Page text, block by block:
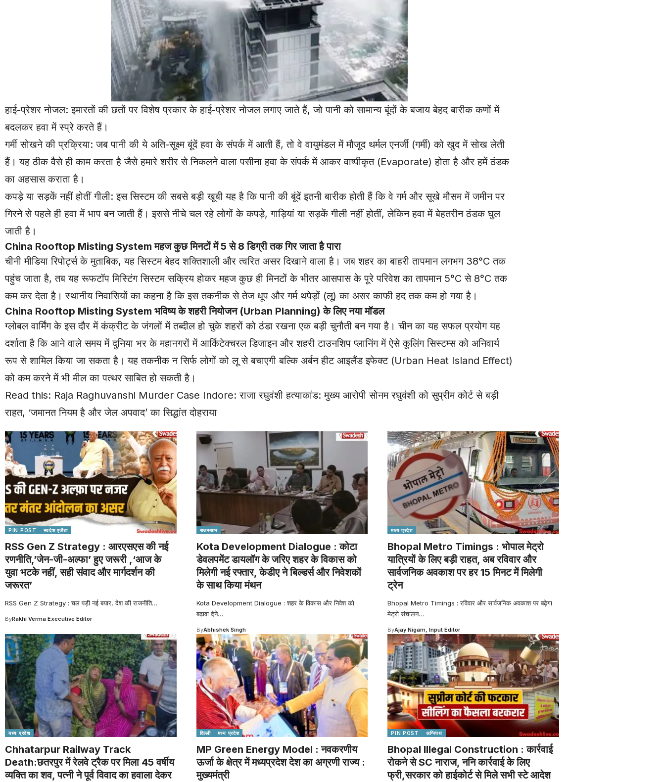
हाई-प्रेशर नोजल: इमारतों की छतों पर विशेष प्रकार के हाई-प्रेशर नोजल लगाए जाते हैं, जो पानी को सामान्य बूंदों के बजाय बेहद बारीक कणों में
बदलकर हवा में स्प्रे करते हैं।
गर्मी सोखने की प्रक्रिया: जब पानी की ये अति-सूक्ष्म बूंदें हवा के संपर्क में आती हैं, तो वे वायुमंडल में मौजूद थर्मल एनर्जी (गर्मी) को खुद में सोख लेती
हैं। यह ठीक वैसे ही काम करता है जैसे हमारे शरीर से निकलने वाला पसीना हवा के संपर्क में आकर वाष्पीकृत (Evaporate) होता है और हमें ठंडक
का अहसास कराता है।
कपड़े या सड़कें नहीं होतीं गीली: इस सिस्टम की सबसे बड़ी खूबी यह है कि पानी की बूंदें इतनी बारीक होती हैं कि वे गर्म और सूखे मौसम में जमीन पर
गिरने से पहले ही हवा में भाप बन जाती हैं। इससे नीचे चल रहे लोगों के कपड़े, गाड़ियां या सड़कें गीली नहीं होतीं, लेकिन हवा में बेहतरीन ठंडक घुल
जाती है।
China Rooftop Misting System महज कुछ मिनटों में 5 से 8 डिग्री तक गिर जाता है पारा
चीनी मीडिया रिपोर्ट्स के मुताबिक, यह सिस्टम बेहद शक्तिशाली और त्वरित असर दिखाने वाला है। जब शहर का बाहरी तापमान लगभग 38°C तक
पहुंच जाता है, तब यह रूफटॉप मिस्टिंग सिस्टम सक्रिय होकर महज कुछ ही मिनटों के भीतर आसपास के पूरे परिवेश का तापमान 5°C से 8°C तक
कम कर देता है। स्थानीय निवासियों का कहना है कि इस तकनीक से तेज धूप और गर्म थपेड़ों (लू) का असर काफी हद तक कम हो गया है।
China Rooftop Misting System भविष्य के शहरी नियोजन (Urban Planning) के लिए नया मॉडल
ग्लोबल वार्मिंग के इस दौर में कंक्रीट के जंगलों में तब्दील हो चुके शहरों को ठंडा रखना एक बड़ी चुनौती बन गया है। चीन का यह सफल प्रयोग यह
दर्शाता है कि आने वाले समय में दुनिया भर के महानगरों में आर्किटेक्चरल डिजाइन और शहरी टाउनशिप प्लानिंग में ऐसे कूलिंग सिस्टम्स को अनिवार्य
रूप से शामिल किया जा सकता है। यह तकनीक न सिर्फ लोगों को लू से बचाएगी बल्कि अर्बन हीट आइलैंड इफेक्ट (Urban Heat Island Effect)
को कम करने में भी मील का पत्थर साबित हो सकती है।
Read this: Raja Raghuvanshi Murder Case Indore: राजा रघुवंशी हत्याकांड: मुख्य आरोपी सोनम रघुवंशी को सुप्रीम कोर्ट से बड़ी
राहत, ‘जमानत नियम है और जेल अपवाद’ का सिद्धांत दोहराया
PIN POST स्वदेश एजेंडा
RSS Gen Z Strategy : आरएसएस की नई
रणनीति,’जेन-जी-अल्फा’ हुए जरूरी ,‘आज के
युवा भटके नहीं, सही संवाद और मार्गदर्शन की
जरूरत’
RSS Gen Z Strategy : चल पड़ी नई बयार, देश की राजनीति…
ByRakhi Verma Executive Editor
राजस्थान
Kota Development Dialogue : कोटा
डेवलपमेंट डायलॉग के जरिए शहर के विकास को
मिलेगी नई रफ्तार, केडीए ने बिल्डर्स और निवेशकों
के साथ किया मंथन
Kota Development Dialogue : शहर के विकास और निवेश को
बढ़ावा देने…
ByAbhishek Singh
मध्य प्रदेश
Bhopal Metro Timings : भोपाल मेट्रो
यात्रियों के लिए बड़ी राहत, अब रविवार और
सार्वजनिक अवकाश पर हर 15 मिनट में मिलेगी
ट्रेन
Bhopal Metro Timings : रविवार और सार्वजनिक अवकाश पर बढ़ेगा
मेट्रो संचालन…
ByAjay Nigam, Input Editor
मध्य प्रदेश
Chhatarpur Railway Track
Death:छतरपुर में रेलवे ट्रैक पर मिला 45 वर्षीय
व्यक्ति का शव, पत्नी ने पूर्व विवाद का हवाला देकर
दिल्ली मध्य प्रदेश
MP Green Energy Model : नवकरणीय
ऊर्जा के क्षेत्र में मध्यप्रदेश देश का अग्रणी राज्य :
मुख्यमंत्री
PIN POST अग्निपथ
Bhopal Illegal Construction : कार्रवाई
रोकने से SC नाराज, ननि कार्रवाई के लिए
फ्री,सरकार को हाईकोर्ट से मिले सभी स्टे आदेश